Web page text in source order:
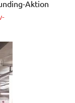
Aktion